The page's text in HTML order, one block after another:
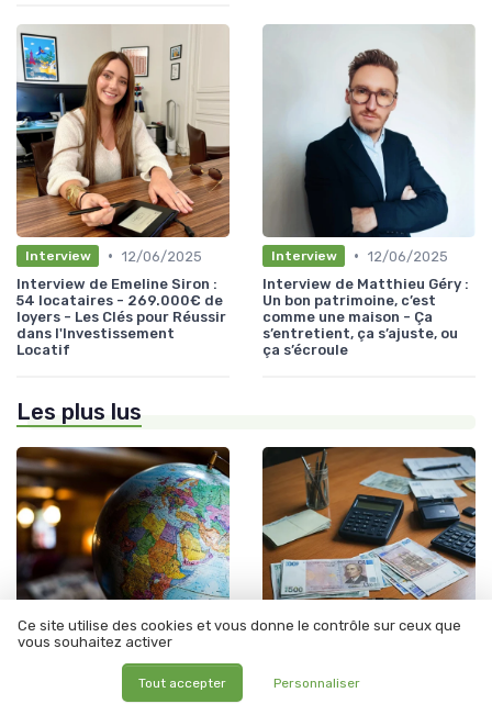
Interview • 12/06/2025
Interview de Emeline Siron :
54 locataires - 269.000€ de
loyers - Les Clés pour Réussir
dans l'Investissement
Locatif
Interview • 12/06/2025
Interview de Matthieu Géry :
Un bon patrimoine, c’est
comme une maison - Ça
s’entretient, ça s’ajuste, ou
ça s’écroule
Les plus lus
• 31/08/2025
Comprendre le virement de
Ce site utilise des cookies et vous donne le contrôle sur ceux que
vous souhaitez activer
Tout accepter Personnaliser